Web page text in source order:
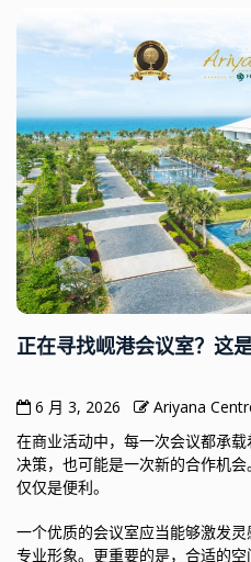
正在寻找岘港会议室？这
6 月 3, 2026
Ariyana
在商业活动中，每一次会议都承
决策，也可能是一次新的合作机
仅仅是便利。
一个优质的会议室应当能够激发
专业形象。更重要的是，合适的